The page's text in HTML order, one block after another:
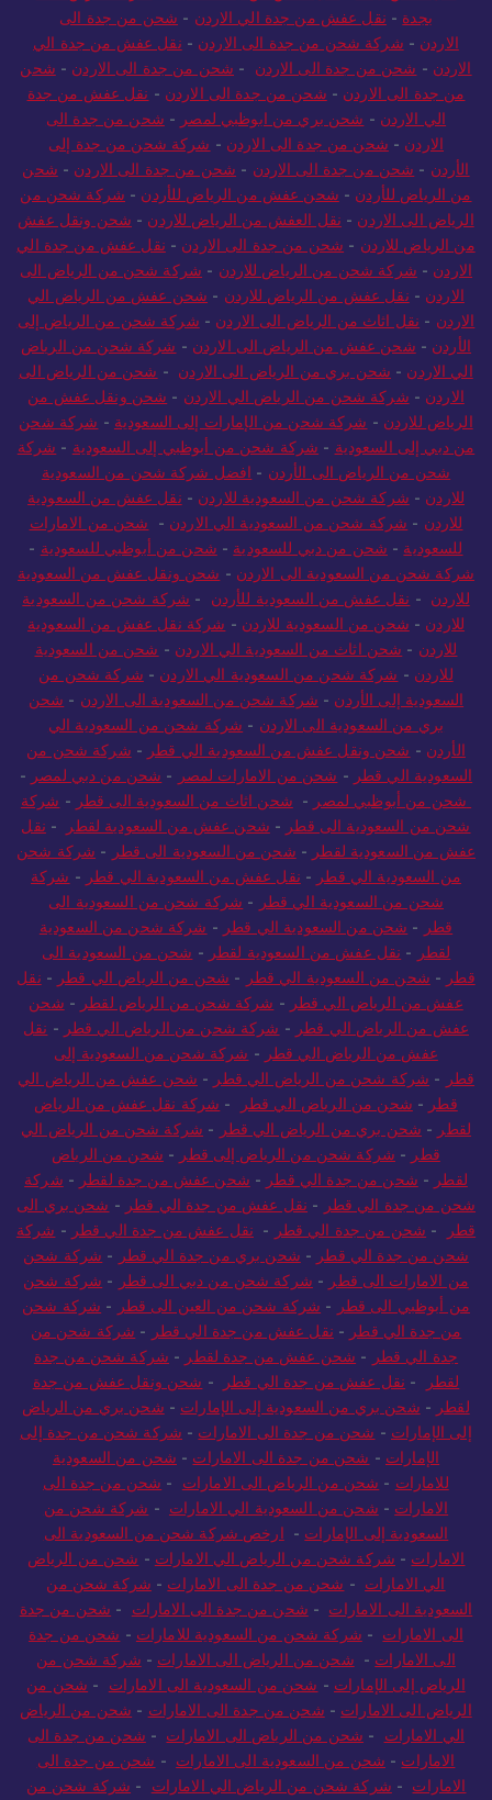
بجدة - نقل عفش من جدة الي الاردن - شحن من جدة الى
الاردن - شركة شحن من جدة الى الاردن - نقل عفش من جدة الي
الاردن - شحن من جدة الى الاردن - شحن من جدة الى الاردن - شحن
من جدة الى الاردن - شحن من جدة الى الاردن - نقل عفش من جدة
الي الاردن - شحن بري من ابوظبي لمصر - شحن من جدة الى
الاردن - شحن من جدة الى الاردن - شركة شحن من جدة إلى
الأردن - شحن من جدة الى الاردن - شحن من جدة الى الاردن - شحن
من الرياض للأردن - شحن عفش من الرياض للأردن - شركة شحن من
الرياض الى الاردن - نقل العفش من الرياض للاردن - شحن ونقل عفش
من الرياض للاردن - شحن من جدة الى الاردن - نقل عفش من جدة الي
الاردن - شركة شحن من الرياض للاردن - شركة شحن من الرياض الى
الاردن - نقل عفش من الرياض للاردن - شحن عفش من الرياض الي
الاردن - نقل اثاث من الرياض الى الاردن - شركة شحن من الرياض إلى
الأردن - شحن عفش من الرياض الى الاردن - شركة شحن من الرياض
الي الاردن - شحن بري من الرياض الى الاردن - شحن من الرياض الى
الاردن - شركة شحن من الرياض الي الاردن - شحن ونقل عفش من
الرياض للاردن - شركة شحن من الإمارات إلى السعودية - شركة شحن
من دبي إلى السعودية - شركة شحن من أبوظبي إلى السعودية - شركة
شحن من الرياض الى الأردن - افضل شركة شحن من السعودية
للاردن - شركة شحن من السعودية للاردن - نقل عفش من السعودية
للاردن - شركة شحن من السعودية الي الاردن - شحن من الامارات
للسعودية - شحن من دبي للسعودية - شحن من أبوظبي للسعودية -
شركة شحن من السعودية الى الاردن - شحن ونقل عفش من السعودية
للاردن - نقل عفش من السعودية للأردن - شركة شحن من السعودية
للاردن - شحن من السعودية للاردن - شركة نقل عفش من السعودية
للاردن - شحن اثاث من السعودية الي الاردن - شحن من السعودية
للاردن - شركة شحن من السعودية الي الاردن - شركة شحن من
السعودية إلى الأردن - شركة شحن من السعودية الى الاردن - شحن
بري من السعودية الى الاردن - شركة شحن من السعودية الي
الأردن - شحن ونقل عفش من السعودية الي قطر - شركة شحن من
السعودية الي قطر - شحن من الامارات لمصر - شحن من دبي لمصر -
شحن من أبوظبي لمصر - شحن اثاث من السعودية الى قطر - شركة
شحن من السعودية الى قطر - شحن عفش من السعودية لقطر - نقل
عفش من السعودية لقطر - شحن من السعودية الى قطر - شركة شحن
من السعودية الي قطر - نقل عفش من السعودية الي قطر - شركة
شحن من السعودية الي قطر - شركة شحن من السعودية الى
قطر - شحن من السعودية الي قطر - شركة شحن من السعودية
لقطر - نقل عفش من السعودية لقطر - شحن من السعودية الى
قطر - شحن من السعودية الي قطر - شحن من الرياض الي قطر - نقل
عفش من الرياض الي قطر - شركة شحن من الرياض لقطر - شحن
عفش من الرياض الي قطر - شركة شحن من الرياض الي قطر - نقل
عفش من الرياض الي قطر - شركة شحن من السعودية إلى
قطر - شركة شحن من الرياض الي قطر - شحن عفش من الرياض الي
قطر - شحن من الرياض الي قطر - شركة نقل عفش من الرياض
لقطر - شحن بري من الرياض الي قطر - شركة شحن من الرياض الي
قطر - شركة شحن من الرياض إلى قطر - شحن من الرياض
لقطر - شحن من جدة الي قطر - شحن عفش من جدة لقطر - شركة
شحن من جدة الي قطر - نقل عفش من جدة الي قطر - شحن بري الى
قطر
- شحن من جدة الي قطر - نقل عفش من جدة الي قطر - شركة
شحن من جدة الي قطر - شحن بري من جدة الي قطر - شركة شحن
من الامارات الى قطر - شركة شحن من دبي الى قطر - شركة شحن
من أبوظبي الى قطر - شركة شحن من العين الى قطر - شركة شحن
من جدة الي قطر - نقل عفش من جدة الي قطر - شركة شحن من
جدة الي قطر - شحن عفش من جدة لقطر - شركة شحن من جدة
لقطر
- نقل عفش من جدة الي قطر - شحن ونقل عفش من جدة
لقطر - شحن بري من السعودية إلى الإمارات - شحن بري من الرياض
إلى الإمارات - شحن من جدة الى الامارات - شركة شحن من جدة إلى
الإمارات - شحن من جدة الى الامارات - شحن من السعودية
للامارات - شحن من الرياض الى الامارات - شحن من جدة الى
الامارات - شحن من السعودية الي الامارات - شركة شحن من
السعودية إلى الإمارات - ارخص شركة شحن من السعودية الى
الامارات - شركة شحن من الرياض الي الامارات - شحن من الرياض
الي الامارات - شحن من جدة الى الامارات - شركة شحن من
السعودية الى الامارات - شحن من جدة الى الامارات - شحن من جدة
الى الامارات - شركة شحن من السعودية للامارات - شحن من جدة
الى الامارات - شحن من الرياض الى الامارات - شركة شحن من
الرياض إلى الإمارات - شحن من السعودية الى الامارات - شحن من
الرياض الى الامارات - شحن من جدة الى الامارات - شحن من الرياض
الي الامارات - شحن من الرياض الى الامارات - شحن من جدة الى
الامارات - شحن من السعودية الى الامارات - شحن من جدة الى
الامارات - شركة شحن من الرياض الي الامارات - شركة شحن من